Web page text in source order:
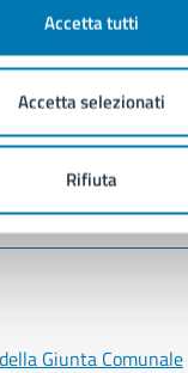
Accetta tutti
Accetta selezionati
Rifiuta
Giunta Comunale